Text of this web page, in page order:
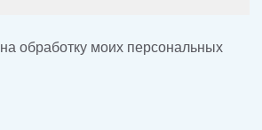
на обработку моих персональных